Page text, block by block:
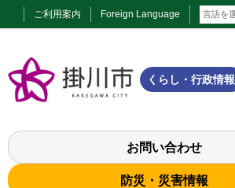
ご利用案内 Foreign Language
くらし・行政情報
お問い合わせ
防災・災害情報